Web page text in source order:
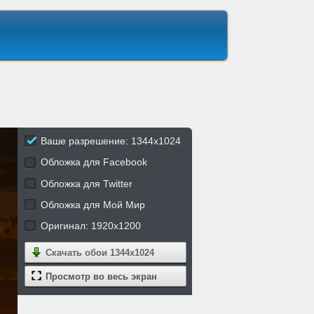
Ваше разрешение: 1344x1024
Обложка для Facebook
Обложка для Twitter
Обложка для Мой Мир
Оригинал: 1920x1200
Скачать обои 1344x1024
Просмотр во весь экран